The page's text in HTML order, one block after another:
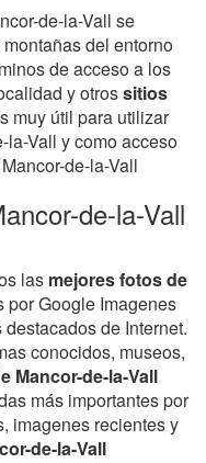
de-la-Vall se
del entorno
de acceso a los
y otrossitios
muy útil para utilizar
la-Vall y como acceso
de-la-Vall
de-la-Vall
las mejores fotos de
por Google Imagenes
de Internet.
conocidos, museos,
Mancor-de-la-Vall
más importantes por
imagenes recientes y
de-la-Vall